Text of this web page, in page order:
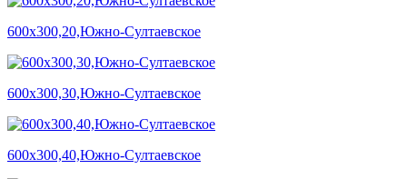
600х300,20,Южно-Султаевское
600х300,30,Южно-Султаевское
600х300,40,Южно-Султаевское